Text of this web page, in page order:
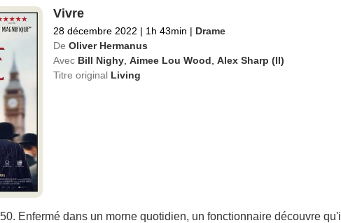
Vivre
28 décembre 2022 | 1h 43min | Drame
De Oliver Hermanus
Avec Bill Nighy, Aimee Lou Wood Alex Sharp (II)
Titre original Living
Enfermé dans un morne quotidien, un fonctionnaire découvre qu'il